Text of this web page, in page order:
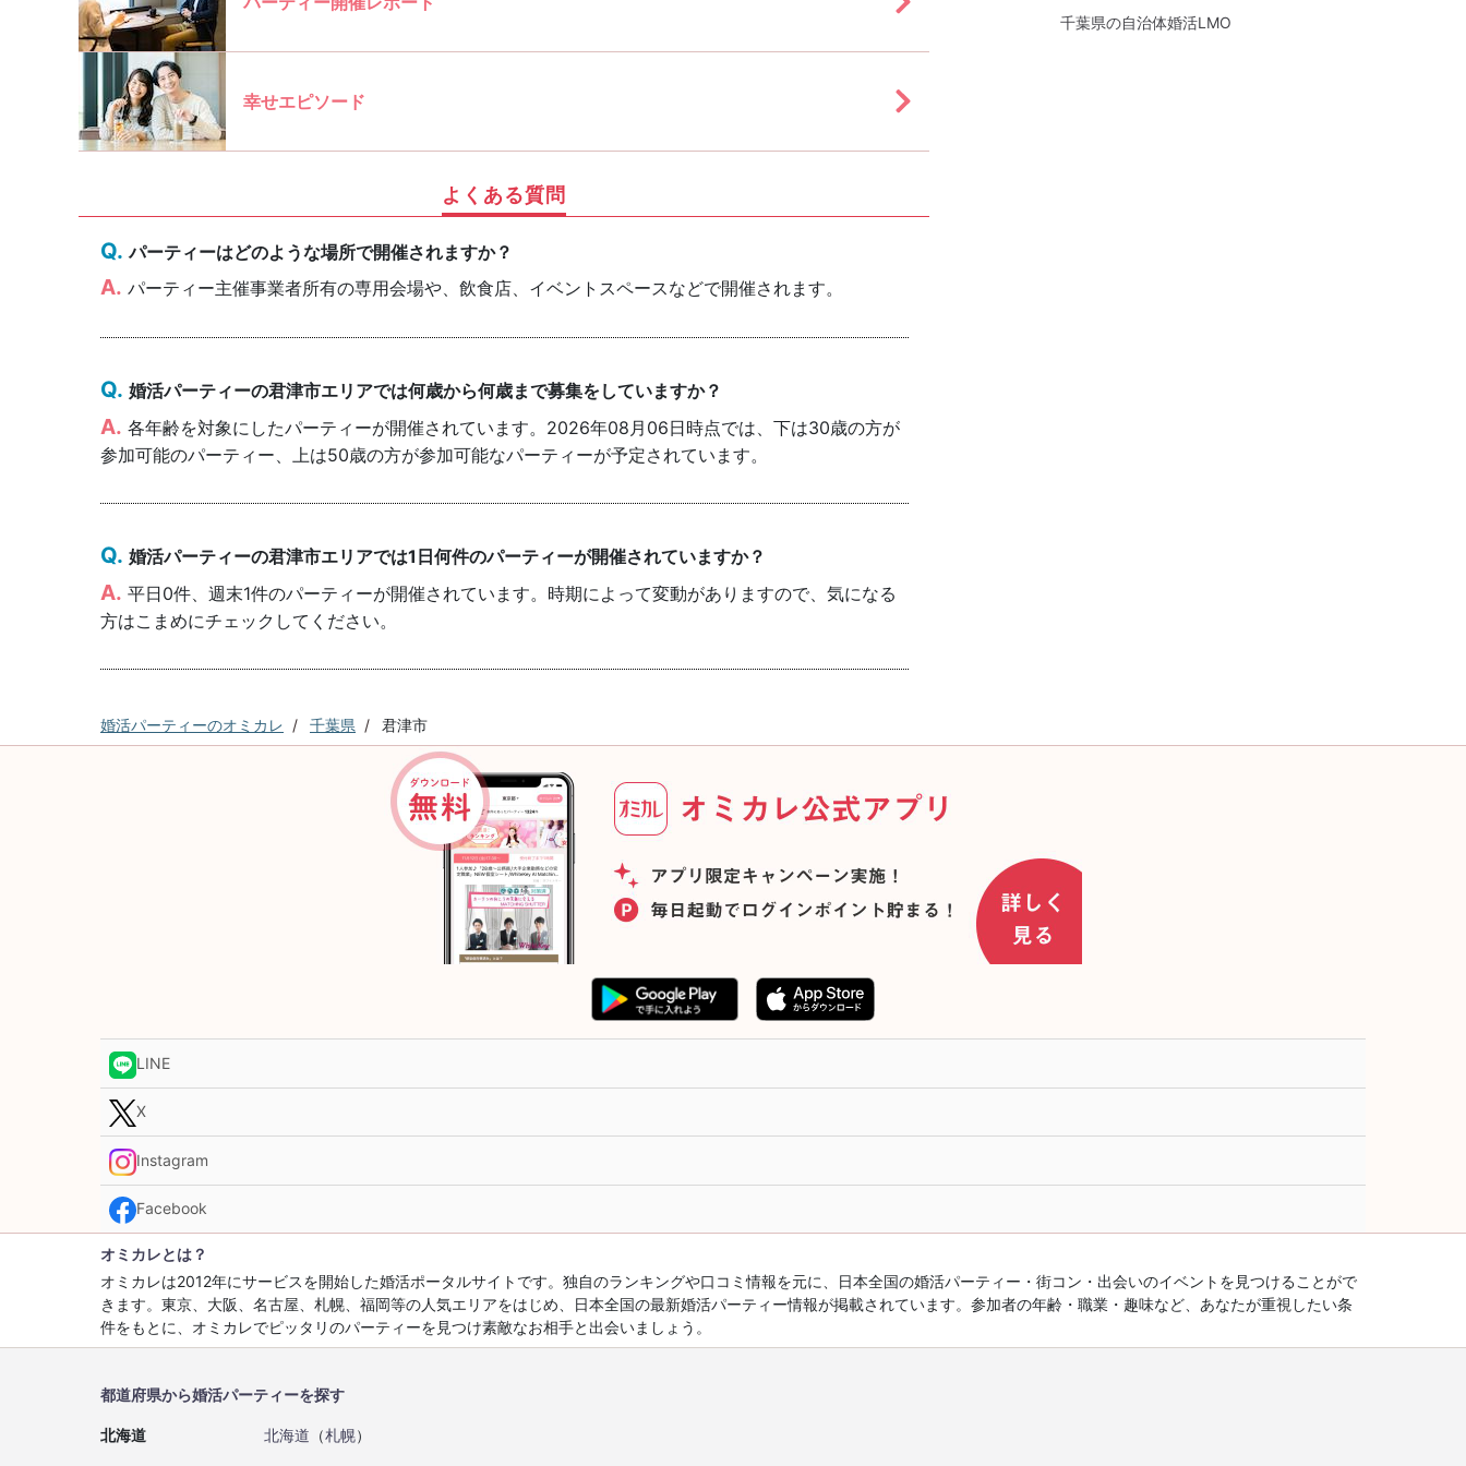
幸せエピソード
よくある質問
パーティーはどのような場所で開催されますか？
パーティー主催事業者所有の専用会場や、飲食店、イベントスペースなどで開催されます。
婚活パーティーの君津市エリアでは何歳から何歳まで募集をしていますか？
各年齢を対象にしたパーティーが開催されています。2026年08月06日時点では、下は30歳の方が
参加可能のパーティー、上は50歳の方が参加可能なパーティーが予定されています。
婚活パーティーの君津市エリアでは1日何件のパーティーが開催されていますか？
平日0件、週末1件のパーティーが開催されています。時期によって変動がありますので、気になる
方はこまめにチェックしてください。
千葉県の自治体婚活LMO
婚活パーティーのオミカレ 千葉県 君津市
LINE
X
Instagram
Facebook
オミカレとは？
オミカレは2012年にサービスを開始した婚活ポータルサイトです。独自のランキングや口コミ情報を元に、日本全国の婚活パーティー・街コン・出会いのイベントを見つけることがで
きます。東京、大阪、名古屋、札幌、福岡等の人気エリアをはじめ、日本全国の最新婚活パーティー情報が掲載されています。参加者の年齢・職業・趣味など、あなたが重視したい条
件をもとに、オミカレでピッタリのパーティーを見つけ素敵なお相手と出会いましょう。
都道府県から婚活パーティーを探す
北海道 北海道 （札幌）